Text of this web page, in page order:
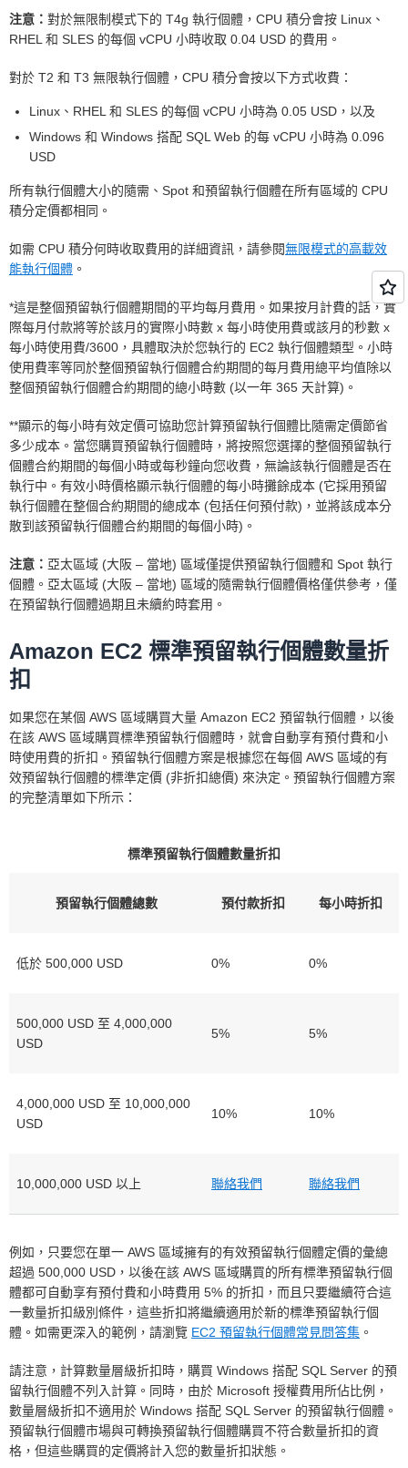
注意： 對於無限制模式下的 T4g 執行個體，CPU 積分會按 Linux、
RHEL 和 SLES 的每個 vCPU 小時收取 0.04 USD 的費用。
對於 T2 和 T3 無限執行個體，CPU 積分會按以下方式收費：
Linux、RHEL 和 SLES 的每個 vCPU 小時為 0.05 USD，以及
Windows 和 Windows 搭配 SQL Web 的每 vCPU 小時為 0.096
USD
所有執行個體大小的隨需、Spot 和預留執行個體在所有區域的 CPU
積分定價都相同。
如需 CPU 積分何時收取費用的詳細資訊，請參閱無限模式的高載效
能執行個體 。
*這是整個預留執行個體期間的平均每月費用。如果按月計費的話，實
際每月付款將等於該月的實際小時數 x 每小時使用費或該月的秒數 x
每小時使用費/3600，具體取決於您執行的 EC2 執行個體類型。小時
使用費率等同於整個預留執行個體合約期間的每月費用總平均值除以
整個預留執行個體合約期間的總小時數 (以一年 365 天計算)。
**顯示的每小時有效定價可協助您計算預留執行個體比隨需定價節省
多少成本。當您購買預留執行個體時，將按照您選擇的整個預留執行
個體合約期間的每個小時或每秒鐘向您收費，無論該執行個體是否在
執行中。有效小時價格顯示執行個體的每小時攤餘成本 (它採用預留
執行個體在整個合約期間的總成本 (包括任何預付款)，並將該成本分
散到該預留執行個體合約期間的每個小時)。
注意： 亞太區域 (大阪 – 當地) 區域僅提供預留執行個體和 Spot 執行
個體。亞太區域 (大阪 – 當地) 區域的隨需執行個體價格僅供參考，僅
在預留執行個體過期且未續約時套用。
Amazon EC2 標準預留執行個體數量折
扣
如果您在某個 AWS 區域購買大量 Amazon EC2 預留執行個體，以後
在該 AWS 區域購買標準預留執行個體時，就會自動享有預付費和小
時使用費的折扣。預留執行個體方案是根據您在每個 AWS 區域的有
效預留執行個體的標準定價 (非折扣總價) 來決定。預留執行個體方案
的完整清單如下所示：
標準預留執行個體數量折扣
預留執行個體總數 預付款折扣 每小時折扣
低於 500,000 USD 0% 0%
500,000 USD 至 4,000,000
USD
5% 5%
4,000,000 USD 至 10,000,000
USD
10% 10%
10,000,000 USD 以上 聯絡我們 聯絡我們
例如，只要您在單一 AWS 區域擁有的有效預留執行個體定價的彙總
超過 500,000 USD，以後在該 AWS 區域購買的所有標準預留執行個
體都可自動享有預付費和小時費用 5% 的折扣，而且只要繼續符合這
一數量折扣級別條件，這些折扣將繼續適用於新的標準預留執行個
體。如需更深入的範例，請瀏覽 EC2 預留執行個體常見問答集 。
請注意，計算數量層級折扣時，購買 Windows 搭配 SQL Server 的預
留執行個體不列入計算。同時，由於 Microsoft 授權費用所佔比例，
數量層級折扣不適用於 Windows 搭配 SQL Server 的預留執行個體。
預留執行個體市場與可轉換預留執行個體購買不符合數量折扣的資
格，但這些購買的定價將計入您的數量折扣狀態。